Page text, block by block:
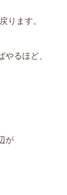
ります。
るほど、
が